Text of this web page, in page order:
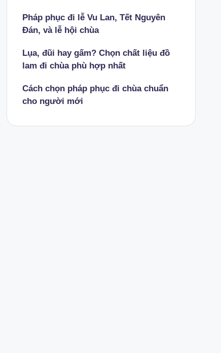
Pháp phục đi lễ Vu Lan, Tết Nguyên
Đán, và lễ hội chùa
Lụa, đũi hay gấm? Chọn chất liệu đồ
lam đi chùa phù hợp nhất
Cách chọn pháp phục đi chùa chuẩn
cho người mới